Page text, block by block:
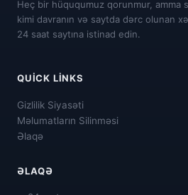
Heç bir hüququmuz qorunmur, amma
kimi davranın və saytda dərc olunan
24 saat saytına istinad edin.
QUICK LINKS
Gizlilik Siyasəti
Məlumatların Silinməsi
Əlaqə
ƏLAQƏ